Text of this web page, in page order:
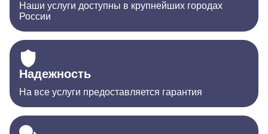
Наши услуги доступны в крупнейших городах
России
Надежность
На все услуги предоставляется гарантия